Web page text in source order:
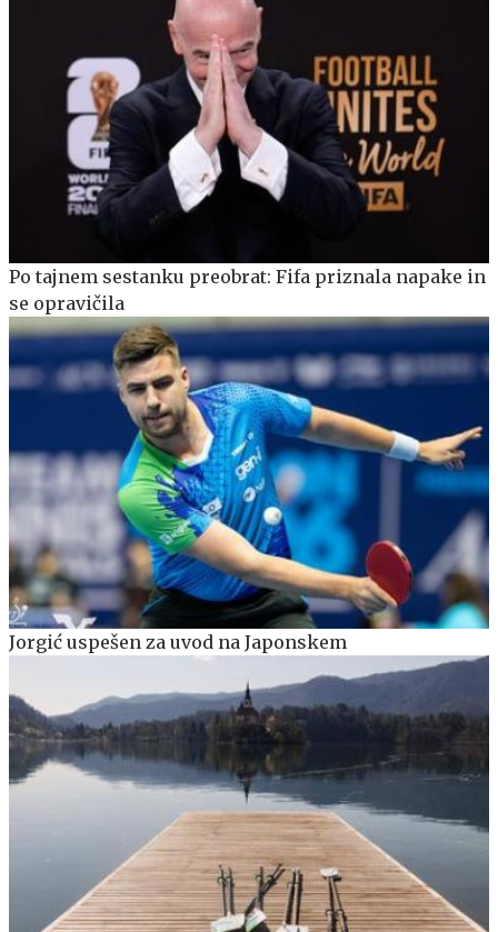
Po tajnem sestanku preobrat: Fifa priznala napake in
se opravičila
Jorgić uspešen za uvod na Japonskem